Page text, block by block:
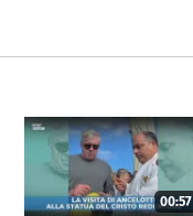
00:57